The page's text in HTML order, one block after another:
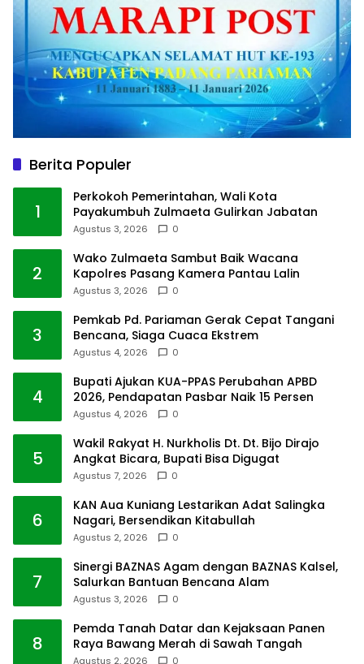
Berita Populer
1
Perkokoh Pemerintahan, Wali Kota
Payakumbuh Zulmaeta Gulirkan Jabatan
Agustus 3, 2026 0
2
Wako Zulmaeta Sambut Baik Wacana
Kapolres Pasang Kamera Pantau Lalin
Agustus 3, 2026 0
3
Pemkab Pd. Pariaman Gerak Cepat Tangani
Bencana, Siaga Cuaca Ekstrem
Agustus 4, 2026 0
4
Bupati Ajukan KUA-PPAS Perubahan APBD
2026, Pendapatan Pasbar Naik 15 Persen
Agustus 4, 2026 0
5
Wakil Rakyat H. Nurkholis Dt. Dt. Bijo Dirajo
Angkat Bicara, Bupati Bisa Digugat
Agustus 7, 2026 0
6
KAN Aua Kuniang Lestarikan Adat Salingka
Nagari, Bersendikan Kitabullah
Agustus 2, 2026 0
7
Sinergi BAZNAS Agam dengan BAZNAS Kalsel,
Salurkan Bantuan Bencana Alam
Agustus 3, 2026 0
8
Pemda Tanah Datar dan Kejaksaan Panen
Raya Bawang Merah di Sawah Tangah
Agustus 2, 2026 0